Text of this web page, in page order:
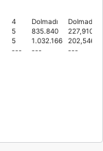
4
5
5
---
Dolmadı
835.840
1.032.166
---
Dolmadı
227,91061
202,54673
---